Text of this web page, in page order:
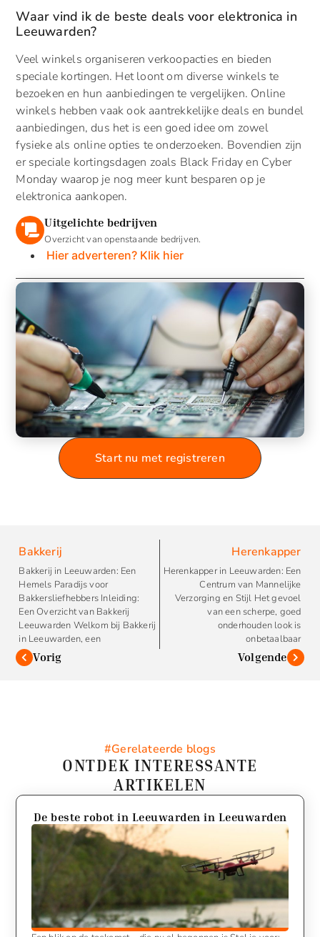
Waar vind ik de beste deals voor elektronica in
Leeuwarden?
Veel winkels organiseren verkoopacties en bieden
speciale kortingen. Het loont om diverse winkels te
bezoeken en hun aanbiedingen te vergelijken. Online
winkels hebben vaak ook aantrekkelijke deals en bundel
aanbiedingen, dus het is een goed idee om zowel
fysieke als online opties te onderzoeken. Bovendien zijn
er speciale kortingsdagen zoals Black Friday en Cyber
Monday waarop je nog meer kunt besparen op je
elektronica aankopen.
Uitgelichte bedrijven
Overzicht van openstaande bedrijven.
Hier adverteren? Klik hier
Start nu met registreren
Bakkerij
Bakkerij in Leeuwarden: Een
Hemels Paradijs voor
Bakkersliefhebbers Inleiding:
Een Overzicht van Bakkerij
Leeuwarden Welkom bij Bakkerij
in Leeuwarden, een
Vorig
Herenkapper
Herenkapper in Leeuwarden: Een
Centrum van Mannelijke
Verzorging en Stijl Het gevoel
van een scherpe, goed
onderhouden look is
onbetaalbaar
Volgende
#Gerelateerde blogs
ONTDEK INTERESSANTE
ARTIKELEN
De beste robot in Leeuwarden in Leeuwarden